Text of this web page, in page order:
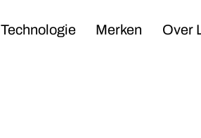
Technologie Merken Over